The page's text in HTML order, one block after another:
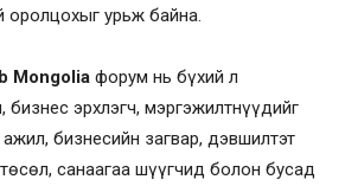
оролцохыг урьж байна.
Mongolia форум нь бүхий л
эрхлэгч, мэргэжилтнүүдийг
бизнесийн загвар, дэвшилтэт
санаагаа шүүгчид болон бусад